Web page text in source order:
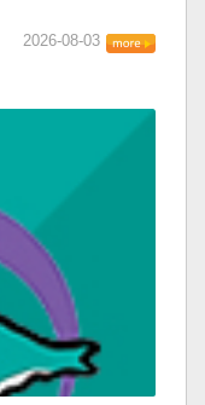
2026-08-03